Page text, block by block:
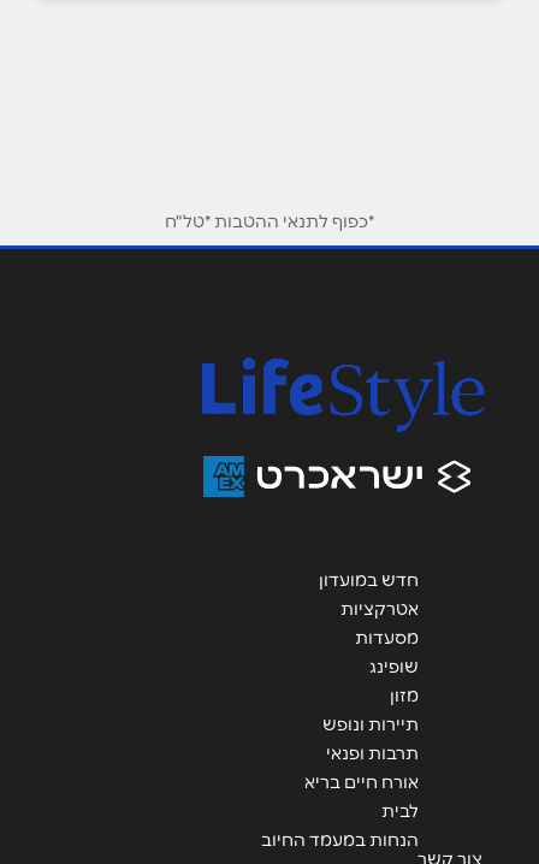
נושא
אנא חזרו אלי בקשר ל...
הודעה*
*כפוף לתנאי ההטבות *טל"ח
חדש במועדון
אטרקציות
מסעדות
שופינג
מזון
תיירות ונופש
תרבות ופנאי
אורח חיים בריא
לבית
הנחות במעמד החיוב
צור קשר